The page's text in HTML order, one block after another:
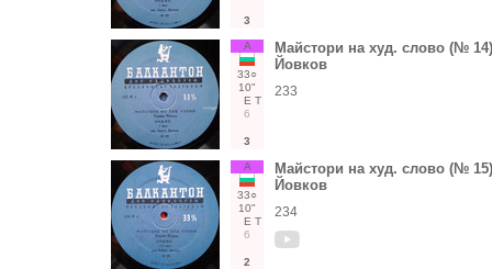
3
А
33○
10"
Е Т
6
3
Майстори на худ. слово (№
Йовков
233
А
33○
10"
Е Т
6
2
Майстори на худ. слово (№
Йовков
234